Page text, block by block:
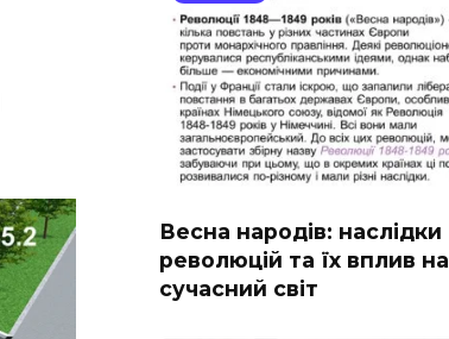
Весна народів: наслідки
революцій та їх вплив на
сучасний світ